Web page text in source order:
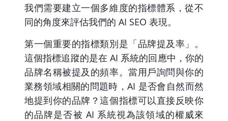
我們需要建立一個多維度的指標體系，從不
同的角度來評估我們的 AI SEO 表現。
第一個重要的指標類別是「品牌提及率」。
這個指標追蹤的是在 AI 系統的回應中，你的
品牌名稱被提及的頻率。當用戶詢問與你的
業務領域相關的問題時，AI 是否會自然而然
地提到你的品牌？這個指標可以直接反映你
的品牌是否被 AI 系統視為該領域的權威來